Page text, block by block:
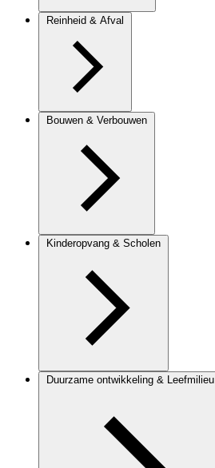
Reinheid & Afval
Bouwen & Verbouwen
Kinderopvang & Scholen
Duurzame ontwikkeling & Leefmilieu